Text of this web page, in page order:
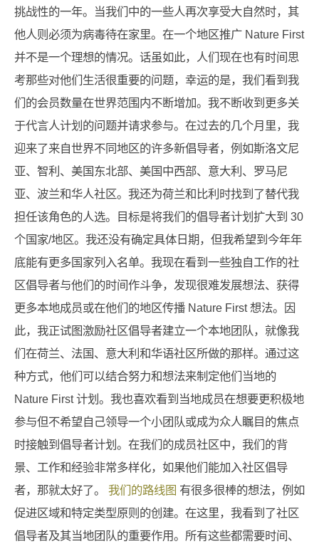
挑战性的一年。当我们中的一些人再次享受大自然时，其
他人则必须为病毒待在家里。在一个地区推广 Nature First
并不是一个理想的情况。话虽如此，人们现在也有时间思
考那些对他们生活很重要的问题，幸运的是，我们看到我
们的会员数量在世界范围内不断增加。我不断收到更多关
于代言人计划的问题并请求参与。在过去的几个月里，我
迎来了来自世界不同地区的许多新倡导者，例如斯洛文尼
亚、智利、美国东北部、美国中西部、意大利、罗马尼
亚、波兰和华人社区。我还为荷兰和比利时找到了替代我
担任该角色的人选。目标是将我们的倡导者计划扩大到 30
个国家/地区。我还没有确定具体日期，但我希望到今年年
底能有更多国家列入名单。我现在看到一些独自工作的社
区倡导者与他们的时间作斗争，发现很难发展想法、获得
更多本地成员或在他们的地区传播 Nature First 想法。因
此，我正试图激励社区倡导者建立一个本地团队，就像我
们在荷兰、法国、意大利和华语社区所做的那样。通过这
种方式，他们可以结合努力和想法来制定他们当地的
Nature First 计划。我也喜欢看到当地成员在想要更积极地
参与但不希望自己领导一个小团队或成为众人瞩目的焦点
时接触到倡导者计划。在我们的成员社区中，我们的背
景、工作和经验非常多样化，如果他们能加入社区倡导
者，那就太好了。 我们的路线图 有很多很棒的想法，例如
促进区域和特定类型原则的创建。在这里，我看到了社区
倡导者及其当地团队的重要作用。所有这些都需要时间、